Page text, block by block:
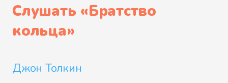
Файл 6
Слушать «Братство
кольца»
Джон Толкин